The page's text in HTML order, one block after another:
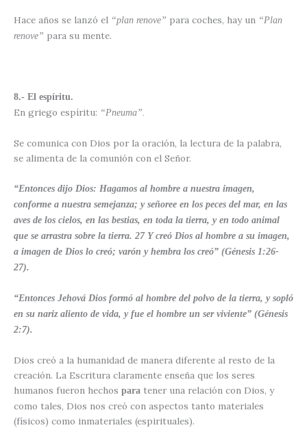
Hace años se lanzó el “plan renove” para coches, hay un “Plan
renove” para su mente.
8.- El espíritu.
En griego espíritu: “Pneuma”.
Se comunica con Dios por la oración, la lectura de la palabra,
se alimenta de la comunión con el Señor.
“Entonces dijo Dios: Hagamos al hombre a nuestra imagen,
conforme a nuestra semejanza; y señoree en los peces del mar, en las
aves de los cielos, en las bestias, en toda la tierra, y en todo animal
que se arrastra sobre la tierra. 27Y creó Dios al hombre a su imagen,
a imagen de Dios lo creó; varón y hembra los creó” (Génesis 1:26-
27).
“Entonces Jehová Dios formó al hombre del polvo de la tierra, y sopló
en su nariz aliento de vida, y fue el hombre un ser viviente” (Génesis
2:7).
Dios creó a la humanidad de manera diferente al resto de la
creación. La Escritura claramente enseña que los seres
humanos fueron hechos para tener una relación con Dios, y
como tales, Dios nos creó con aspectos tanto materiales
(físicos) como inmateriales (espirituales).